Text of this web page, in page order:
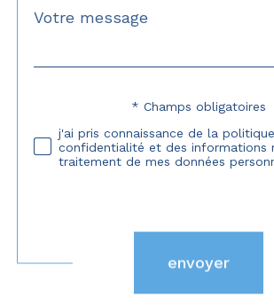
Fieldset
défaut
Message
*
Validation* Champs obligatoires
j'ai pris connaissance de la
confidentialité et des informations
traitement de mes données
envoyer